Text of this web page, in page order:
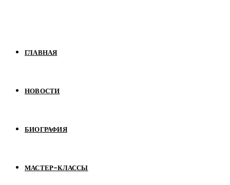
ГЛАВНАЯ
НОВОСТИ
БИОГРАФИЯ
МАСТЕР-КЛАССЫ